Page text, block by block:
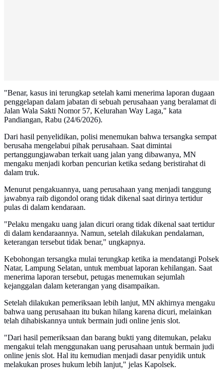
"Benar, kasus ini terungkap setelah kami menerima laporan dugaan
penggelapan dalam jabatan di sebuah perusahaan yang beralamat di
Jalan Wala Sakti Nomor 57, Kelurahan Way Laga," kata
Pandiangan, Rabu (24/6/2026).
Dari hasil penyelidikan, polisi menemukan bahwa tersangka sempat
berusaha mengelabui pihak perusahaan. Saat dimintai
pertanggungjawaban terkait uang jalan yang dibawanya, MN
mengaku menjadi korban pencurian ketika sedang beristirahat di
dalam truk.
Menurut pengakuannya, uang perusahaan yang menjadi tanggung
jawabnya raib digondol orang tidak dikenal saat dirinya tertidur
pulas di dalam kendaraan.
"Pelaku mengaku uang jalan dicuri orang tidak dikenal saat tertidur
di dalam kendaraannya. Namun, setelah dilakukan pendalaman,
keterangan tersebut tidak benar," ungkapnya.
Kebohongan tersangka mulai terungkap ketika ia mendatangi Polsek
Natar, Lampung Selatan, untuk membuat laporan kehilangan. Saat
menerima laporan tersebut, petugas menemukan sejumlah
kejanggalan dalam keterangan yang disampaikan.
Setelah dilakukan pemeriksaan lebih lanjut, MN akhirnya mengaku
bahwa uang perusahaan itu bukan hilang karena dicuri, melainkan
telah dihabiskannya untuk bermain judi online jenis slot.
"Dari hasil pemeriksaan dan barang bukti yang ditemukan, pelaku
mengakui telah menggunakan uang perusahaan untuk bermain judi
online jenis slot. Hal itu kemudian menjadi dasar penyidik untuk
melakukan proses hukum lebih lanjut," jelas Kapolsek.